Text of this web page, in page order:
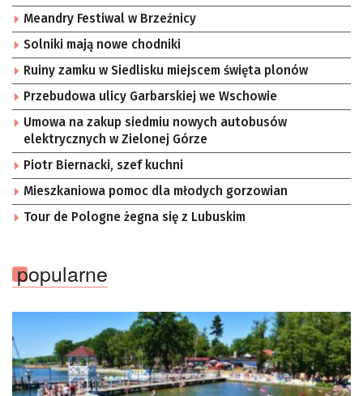
Meandry Festiwal w Brzeźnicy
Solniki mają nowe chodniki
Ruiny zamku w Siedlisku miejscem święta plonów
Przebudowa ulicy Garbarskiej we Wschowie
Umowa na zakup siedmiu nowych autobusów
elektrycznych w Zielonej Górze
Piotr Biernacki, szef kuchni
Mieszkaniowa pomoc dla młodych gorzowian
Tour de Pologne żegna się z Lubuskim
popularne